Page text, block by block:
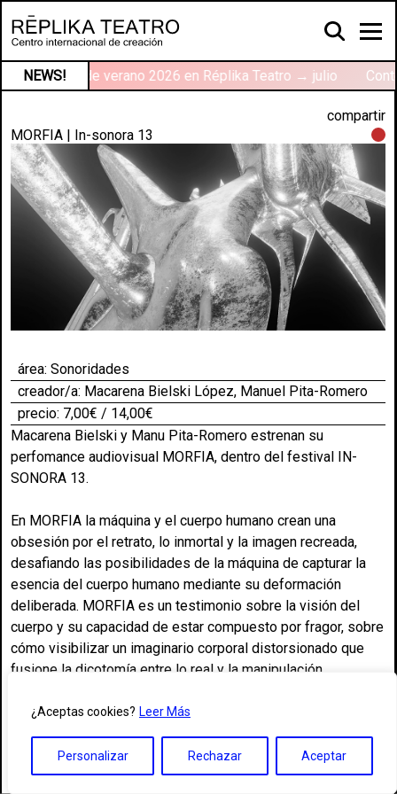
¿Aceptas cookies? Leer Más
Personalizar Rechazar Aceptar
NEWS!
Talleres de verano 2026 en Réplika Teatro → julio
compartir
MORFIA | In-sonora 13
área: Sonoridades
creador/a: Macarena Bielski López, Manuel Pita-Romero
precio: 7,00€ / 14,00€
Macarena Bielski y Manu Pita-Romero estrenan su
perfomance audiovisual MORFIA, dentro del festival IN-
SONORA 13.
En MORFIA la máquina y el cuerpo humano crean una
obsesión por el retrato, lo inmortal y la imagen recreada,
desafiando las posibilidades de la máquina de capturar la
esencia del cuerpo humano mediante su deformación
deliberada. MORFIA es un testimonio sobre la visión del
cuerpo y su capacidad de estar compuesto por fragor, sobre
cómo visibilizar un imaginario corporal distorsionado que
fusione la dicotomía entre lo real y la manipulación.
Las siluetas de Macarena Bielski y Manuel Pita-Romero son
capturadas y reproducidas haciéndolas partícipes de un
cuerpo compuesto de ruido, de código, de deformación
errática. Un cuerpo híbrido como imaginario; una exposición